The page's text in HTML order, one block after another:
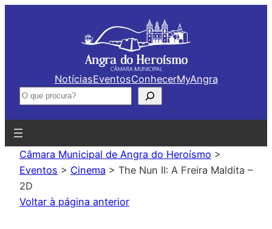
NotíciasEventosConhecerMyAngra
Pesquisar
Câmara Municipal de Angra do Heroísmo >
Eventos > Cinema > The Nun II: A Freira Maldita –
2D
Voltar à página anterior